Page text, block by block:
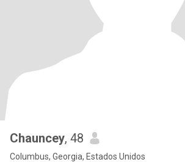
Chauncey, 48
Columbus, Georgia, Estados Unidos